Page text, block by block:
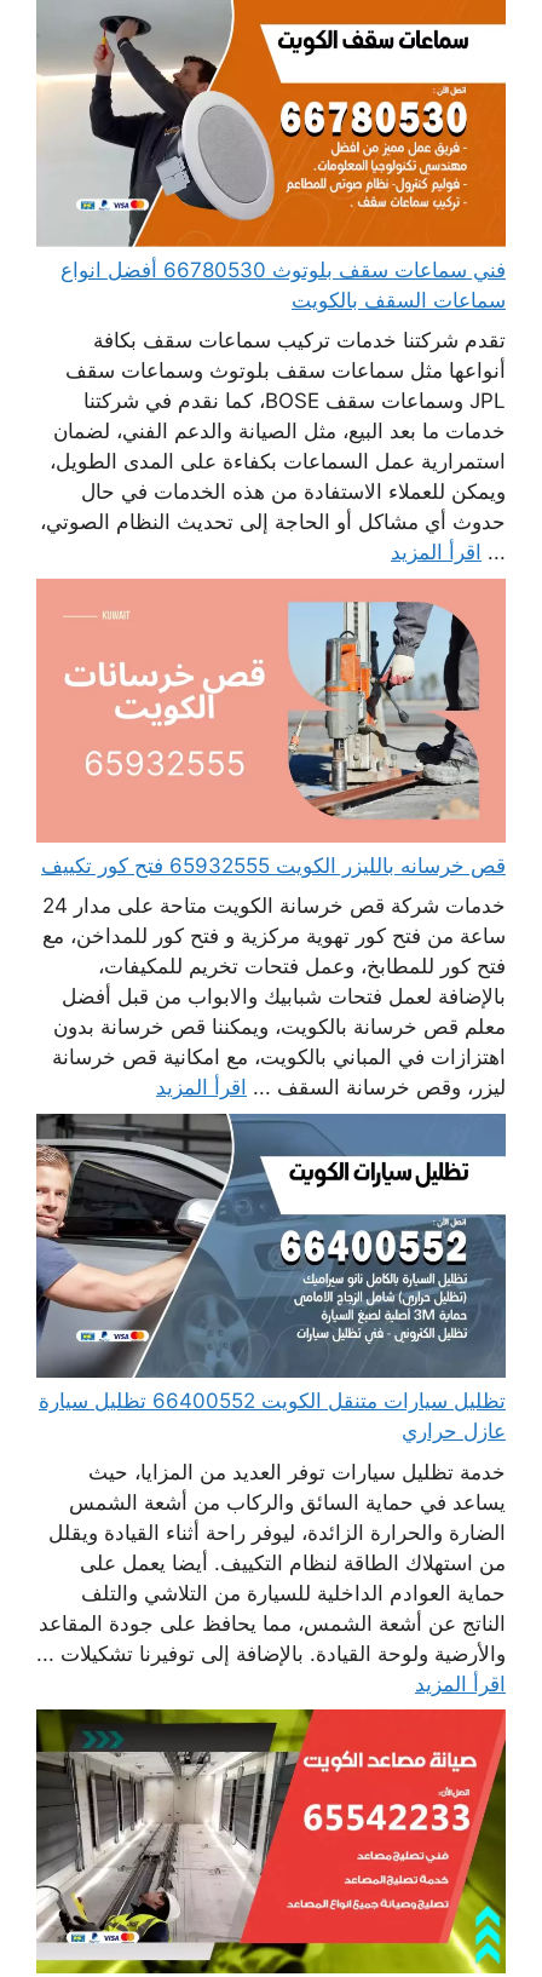
فني سماعات سقف بلوتوث 66780530 أفضل انواع
سماعات السقف بالكويت
تقدم شركتنا خدمات تركيب سماعات سقف بكافة
أنواعها مثل سماعات سقف بلوتوث وسماعات سقف
JPL وسماعات سقف BOSE، كما نقدم في شركتنا
خدمات ما بعد البيع، مثل الصيانة والدعم الفني، لضمان
استمرارية عمل السماعات بكفاءة على المدى الطويل،
ويمكن للعملاء الاستفادة من هذه الخدمات في حال
حدوث أي مشاكل أو الحاجة إلى تحديث النظام الصوتي،
... اقرأ المزيد
قص خرسانه بالليزر الكويت 65932555 فتح كور تكييف
خدمات شركة قص خرسانة الكويت متاحة على مدار 24
ساعة من فتح كور تهوية مركزية و فتح كور للمداخن، مع
فتح كور للمطابخ، وعمل فتحات تخريم للمكيفات،
بالإضافة لعمل فتحات شبابيك والابواب من قبل أفضل
معلم قص خرسانة بالكويت، ويمكننا قص خرسانة بدون
اهتزازات في المباني بالكويت، مع امكانية قص خرسانة
ليزر، وقص خرسانة السقف ... اقرأ المزيد
تظليل سيارات متنقل الكويت 66400552 تظليل سيارة
عازل حراري
خدمة تظليل سيارات توفر العديد من المزايا، حيث
يساعد في حماية السائق والركاب من أشعة الشمس
الضارة والحرارة الزائدة، ليوفر راحة أثناء القيادة ويقلل
من استهلاك الطاقة لنظام التكييف. أيضا يعمل على
حماية العوادم الداخلية للسيارة من التلاشي والتلف
الناتج عن أشعة الشمس، مما يحافظ على جودة المقاعد
والأرضية ولوحة القيادة. بالإضافة إلى توفيرنا تشكيلات ...
اقرأ المزيد